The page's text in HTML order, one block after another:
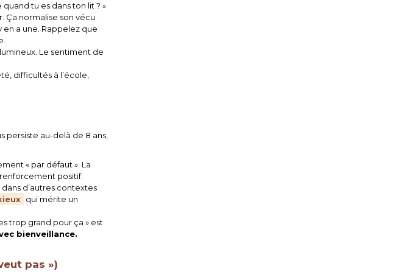
tu es dans ton lit ? »
Ça normalise son vécu.
en a une. Rappelez que
Le sentiment de
difficultés à l’école,
persiste au-delà de 8 ans,
« par défaut ». La
positif.
d’autres contextes
qui mérite un
trop grand pour ça » est
bienveillance.
pas »)